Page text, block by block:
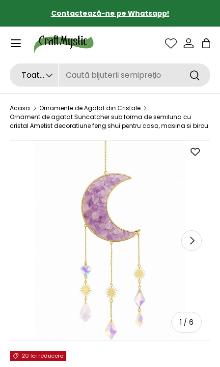
SARI LA CONȚINUT
Contactează-ne pe Whatsapp!
Căutare
Tipul de produs
Toate
Sac
Acasă
Ornamente de Agățat din Cristale
Ornament de agatat Suncatcher sub forma de semiluna cu
cristal Ametist decoratiune feng shui pentru casa, masina si birou
SARI LA INFORMAȚIILE DESPRE PRODUS
1 / de
6
20 lei reducere